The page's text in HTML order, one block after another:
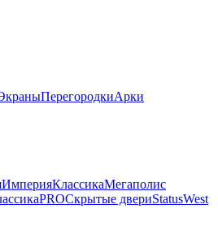
ПерегородкиАрки
ИмперияКлассикаМегаполис
Скрытые двериStatusWest